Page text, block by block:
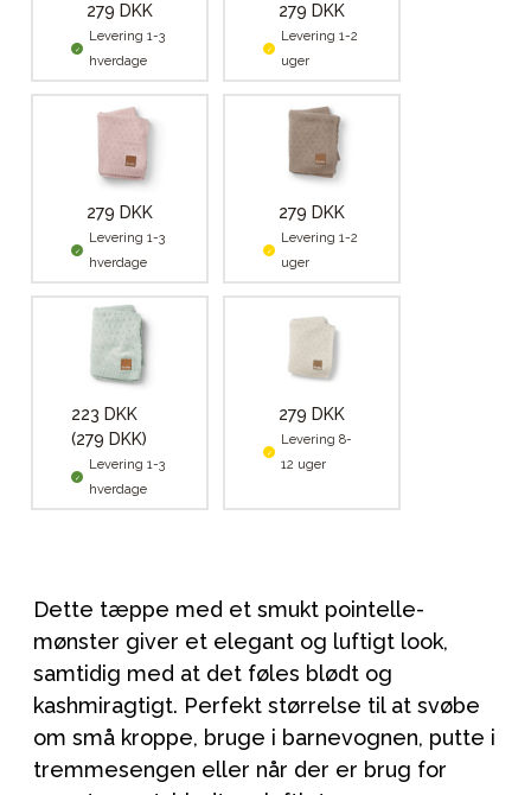
279 DKK
Levering 1-3
hverdage
279 DKK
Levering 1-2
uger
279 DKK
Levering 1-3
hverdage
279 DKK
Levering 1-2
uger
223 DKK
(279 DKK)
Levering 1-3
hverdage
279 DKK
Levering 8-
12 uger
Dette tæppe med et smukt pointelle-
mønster giver et elegant og luftigt look,
samtidig med at det føles blødt og
kashmiragtigt. Perfekt størrelse til at svøbe
om små kroppe, bruge i barnevognen, putte i
tremmesengen eller når der er brug for